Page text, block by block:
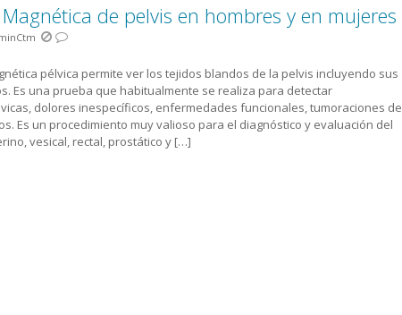
de pelvis en hombres y en mujeres
pélvica permite ver los tejidos blandos de la pelvis incluyendo sus
Es una prueba que habitualmente se realiza para detectar
dolores inespecíficos, enfermedades funcionales, tumoraciones de
Es un procedimiento muy valioso para el diagnóstico y evaluación del
vesical, rectal, prostático y […]